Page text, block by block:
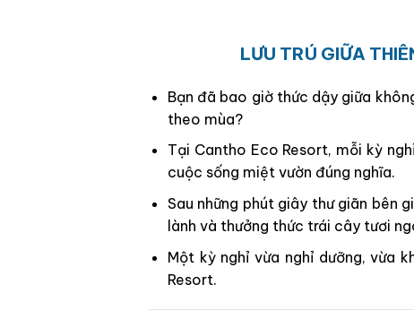
LƯU TRÚ GIỮA
Bạn đã bao giờ thức dậy giữa
theo mùa?
Tại Cantho Eco Resort, mỗi kỳ
cuộc sống miệt vườn đúng nghĩa.
Sau những phút giây thư giãn bên
lành và thưởng thức trái cây tươi
Một kỳ nghỉ vừa nghỉ dưỡng, vừa
Resort.